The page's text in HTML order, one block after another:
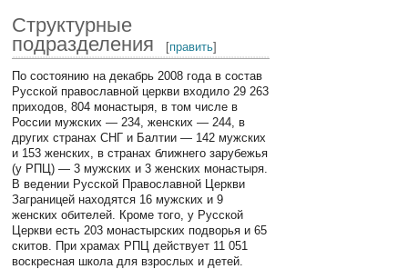
Структурные
подразделения
[править]
По состоянию на декабрь 2008 года в состав
Русской православной церкви входило 29 263
приходов, 804 монастыря, в том числе в
России мужских — 234, женских — 244, в
других странах СНГ и Балтии — 142 мужских
и 153 женских, в странах ближнего зарубежья
(у РПЦ) — 3 мужских и 3 женских монастыря.
В ведении Русской Православной Церкви
Заграницей находятся 16 мужских и 9
женских обителей. Кроме того, у Русской
Церкви есть 203 монастырских подворья и 65
скитов. При храмах РПЦ действует 11 051
воскресная школа для взрослых и детей.